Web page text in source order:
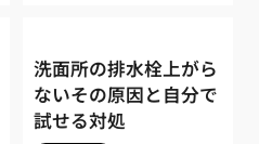
洗面所の排水栓上がら
ないその原因と自分で
試せる対処